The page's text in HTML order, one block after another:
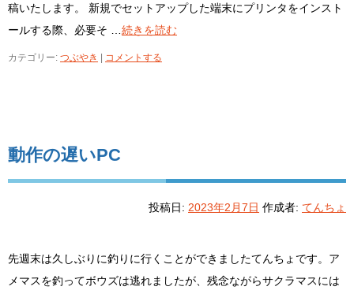
稿いたします。 新規でセットアップした端末にプリンタをインスト
ールする際、必要そ … 続きを読む
カテゴリー: つぶやき | コメントする
動作の遅いPC
投稿日: 2023年2月7日 作成者: てんちょ
先週末は久しぶりに釣りに行くことができましたてんちょです。ア
メマスを釣ってボウズは逃れましたが、残念ながらサクラマスには